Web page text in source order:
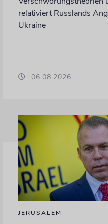
relativiert Russlands
Ukraine
06.08.2026
JERUSALEM